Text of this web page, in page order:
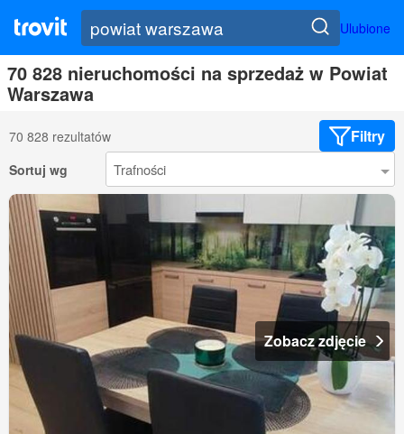
Ulubione
70 828 nieruchomości na sprzedaż w Powiat
Warszawa
70 828 rezultatów Filtry
Sortuj wg
Zobacz zdjęcie